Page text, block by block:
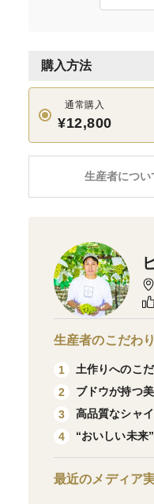
購入方法
通常購入
¥12,800
生産者につい
生産者のこだわり
1
土作りへのこ
2
ブドウが持つ
3
高品質なシャ
4
“おいしい未来
最近のメディア